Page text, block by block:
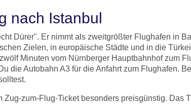
nach Istanbul
Dürer". Er nimmt als zweitgrößter Flughafen in
Zielen, in europäische Städte und in die
Minuten vom Nürnberger Hauptbahnhof zum
die Autobahn A3 für die Anfahrt zum Flughafen.
zum-Flug-Ticket besonders preisgünstig. Das